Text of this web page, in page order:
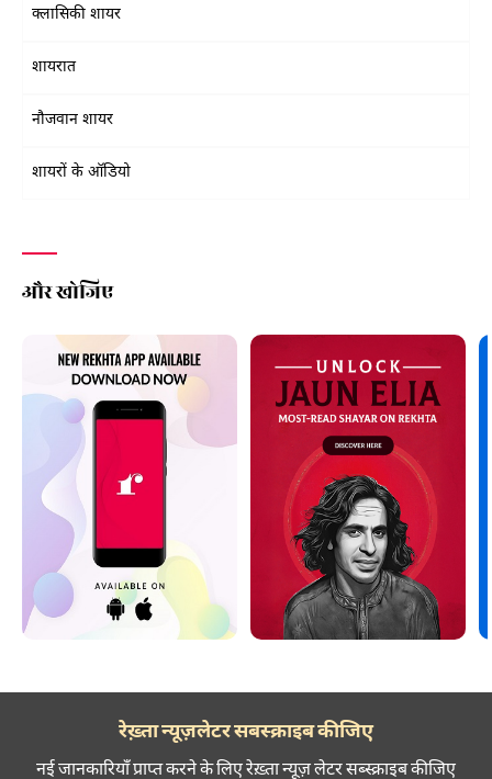
क्लासिकी शायर
शायरात
नौजवान शायर
शायरों के ऑडियो
और खोजिए
रेख़्ता न्यूज़लेटर सबस्क्राइब कीजिए
नई जानकारियाँ प्राप्त करने के लिए रेख़्ता न्यूज़ लेटर सब्स्क्राइब कीजिए